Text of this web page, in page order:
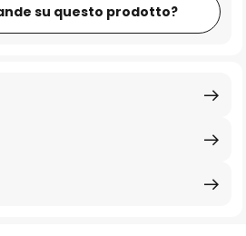
su questo prodotto?